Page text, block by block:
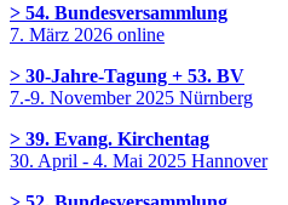
> 54. Bundesversammlung
7. März 2026 online
> 30-Jahre-Tagung + 53. BV
7.-9. November 2025 Nürnberg
> 39. Evang. Kirchentag
30. April - 4. Mai 2025 Hannover